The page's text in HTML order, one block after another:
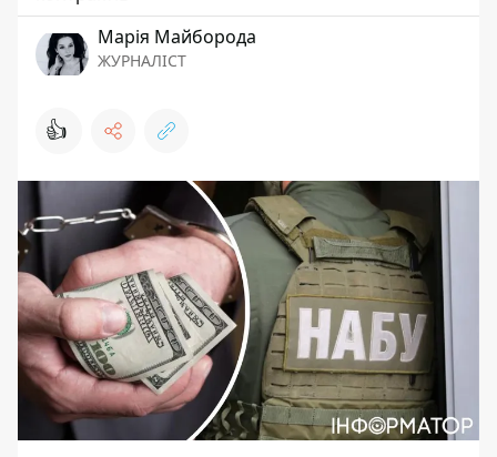
Марія Майборода
ЖУРНАЛІСТ
👍